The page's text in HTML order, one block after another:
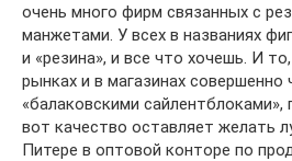
очень много фирм связанных с
манжетами. У всех в названиях
и «резина», и все что хочешь. И
рынках и в магазинах совершенно
«балаковскими
вот качество оставляет желать
Питере в оптовой конторе по